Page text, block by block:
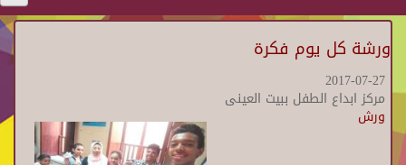
ورشة كل يوم فكرة
2017-07-27
مركز ابداع الطفل ببيت العينى
ورش